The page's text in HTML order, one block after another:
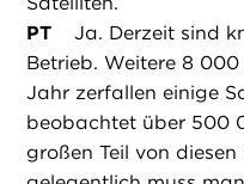
PT
Ja. Derzeit sind
Betrieb. Weitere 8
Jahr zerfallen einige
beobachtet über 500
großen Teil von